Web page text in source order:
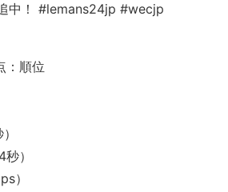
中！ #lemans24jp #wecjp
：順位
）
）